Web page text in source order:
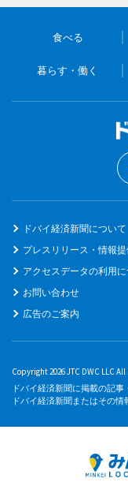
食べる
暮らす・働く
ドバイ経済新聞について
プレスリリース・情報
アクセスデータの利用
お問い合わせ
広告のご案内
Copyright 2026 JTC DWC LLC
ドバイ経済新聞に掲載の記
ドバイ経済新聞またはその情